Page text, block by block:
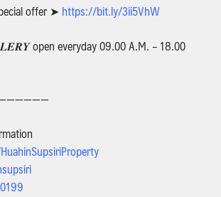
offer ➤ https://bit.ly/3ii5VhW
open everyday 09.00 A.M. – 18.00